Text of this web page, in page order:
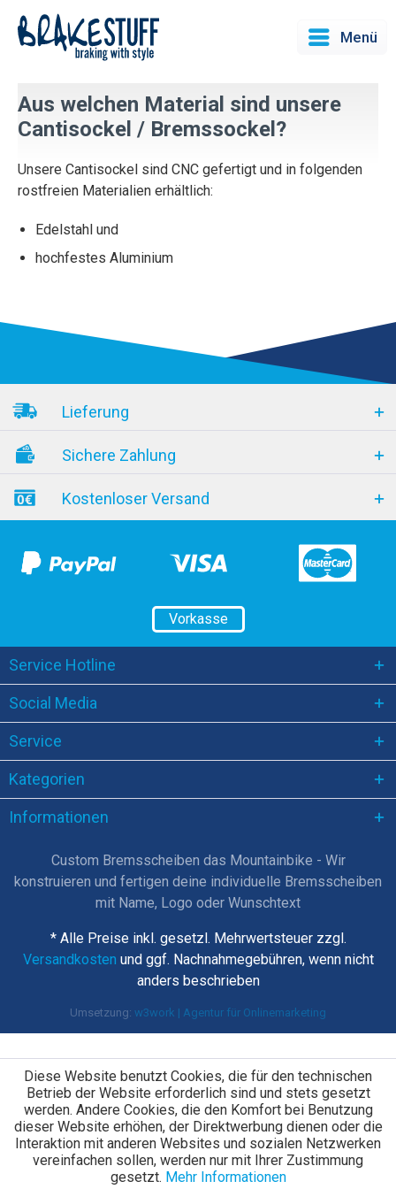
Menü
Aus welchen Material sind unsere
Cantisockel / Bremssockel?
Unsere Cantisockel sind CNC gefertigt und in folgenden
rostfreien Materialien erhältlich:
Edelstahl und
hochfestes Aluminium
Lieferung
Sichere Zahlung
Kostenloser Versand
Vorkasse
Service Hotline
Social Media
Service
Kategorien
Informationen
Custom Bremsscheiben das Mountainbike - Wir
konstruieren und fertigen deine individuelle Bremsscheiben
mit Name, Logo oder Wunschtext
* Alle Preise inkl. gesetzl. Mehrwertsteuer zzgl.
Versandkosten und ggf. Nachnahmegebühren, wenn nicht
anders beschrieben
Umsetzung: w3work | Agentur für Onlinemarketing
Diese Website benutzt Cookies, die für den technischen
Betrieb der Website erforderlich sind und stets gesetzt
werden. Andere Cookies, die den Komfort bei Benutzung
dieser Website erhöhen, der Direktwerbung dienen oder die
Interaktion mit anderen Websites und sozialen Netzwerken
vereinfachen sollen, werden nur mit Ihrer Zustimmung
gesetzt. Mehr Informationen